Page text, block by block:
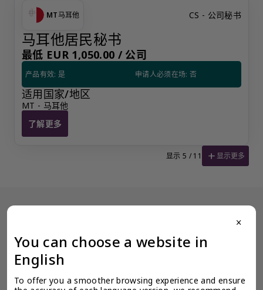
MT马耳他 CS - 公司秘书
马耳他居民秘书
最低 EUR 1,050.00 /公司
产品有效: 是 申请人必须在场: 否
适用国家/地区
MT - 马耳他
了解更多
马耳他居民秘书
显示 5 / 11 add显示更多
没有看到阁下期望的产品？更多产品信息可应要求提供。
品公开展示，以避免混淆和不道德的竞争。请使用此表格填写您的请
求，客户关系经理将尽快与您联系。
close
You can choose a website in
English
To offer you a smoother browsing experience and ensure